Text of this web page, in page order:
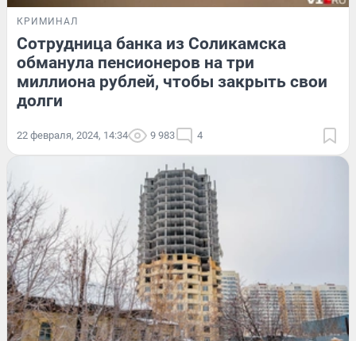
КРИМИНАЛ
Сотрудница банка из Соликамска
обманула пенсионеров на три
миллиона рублей, чтобы закрыть свои
долги
22 февраля, 2024, 14:34 9 983 4